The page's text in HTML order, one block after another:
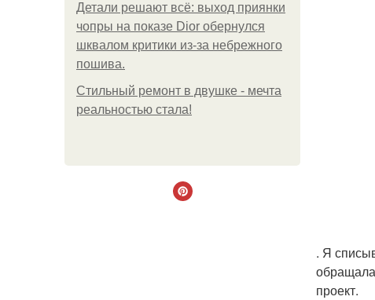
Детали решают всё: выход приянки
чопры на показе Dior обернулся
шквалом критики из-за небрежного
пошива.
Стильный ремонт в двушке - мечта
реальностью стала!
. Я
обращала
проект.